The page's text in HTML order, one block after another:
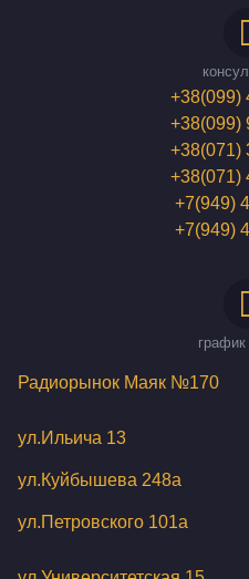
+38(099)
+38(099)
+38(071)
+38(071)
+7(949)
+7(949)
Радиорынок Маяк №170
ул.Ильича 13
ул.Куйбышева 248а
ул.Петровского 101a